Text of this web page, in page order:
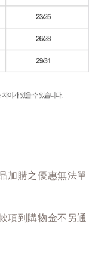
加購之優惠無法單
項到購物金不另通